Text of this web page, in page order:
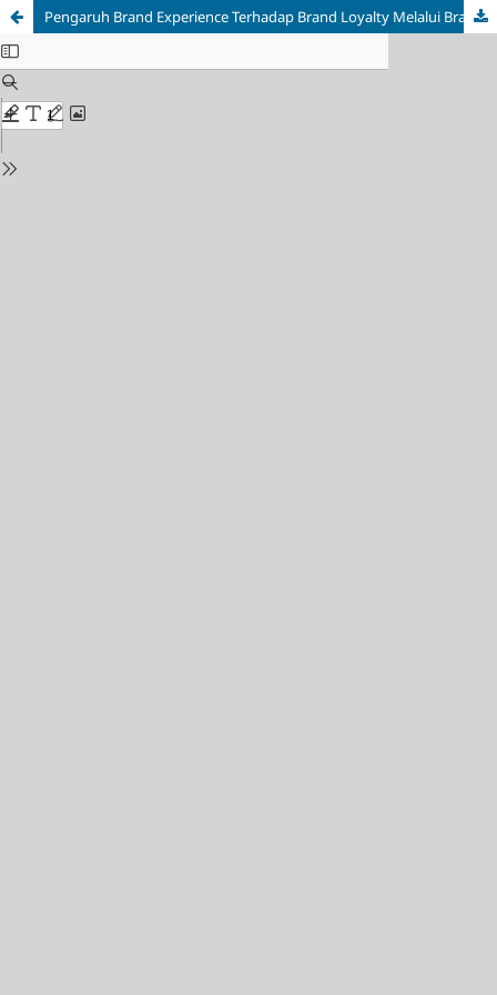
Pengaruh Brand Experience Terhadap Brand Loyalty Melalui Brand Trust dan Brand Love Sebagai Variabel Mediasi Pada Konsumen Pengguna Skincare Merek Cosrx di Kota Padang